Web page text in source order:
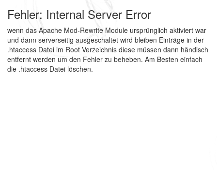
Fehler: Internal Server Error
wenn das Apache Mod-Rewrite Module ursprünglich aktiviert war
und dann serverseitig ausgeschaltet wird bleiben Einträge in der
.htaccess Datei im Root Verzeichnis diese müssen dann händisch
entfernt werden um den Fehler zu beheben. Am Besten einfach
die .htaccess Datei löschen.